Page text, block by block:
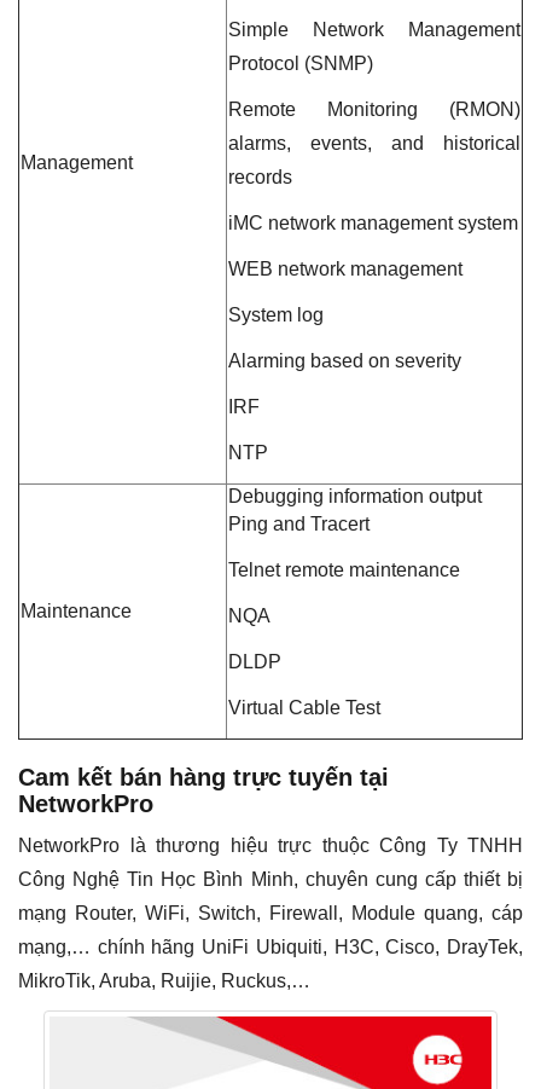
Management
Simple Network Management
Protocol (SNMP)
Remote Monitoring (RMON)
alarms, events, and historical
records
iMC network management system
WEB network management
System log
Alarming based on severity
IRF
NTP
Maintenance
Debugging information output
Ping and Tracert
Telnet remote maintenance
NQA
DLDP
Virtual Cable Test
Cam kết bán hàng trực tuyến tại
NetworkPro
NetworkPro là thương hiệu trực thuộc Công Ty TNHH
Công Nghệ Tin Học Bình Minh, chuyên cung cấp thiết bị
mạng Router, WiFi, Switch, Firewall, Module quang, cáp
mạng,… chính hãng UniFi Ubiquiti, H3C, Cisco, DrayTek,
MikroTik, Aruba, Ruijie, Ruckus,…